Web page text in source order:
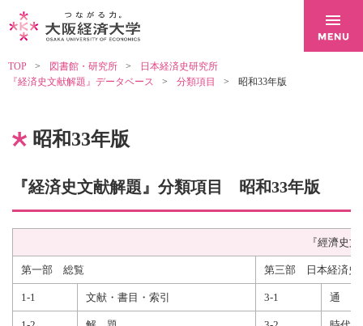
TOP 図書館・研究所
日本経済史研究所
『経済史文献解題』データベース
分類項目 昭和33年版
昭和33年版
『経済史文献解題』分類項目 昭和33年版
『經濟史
第一部 総覧 第三部 日本経済史
1-1 文献・書目・索引 3-1 通 載